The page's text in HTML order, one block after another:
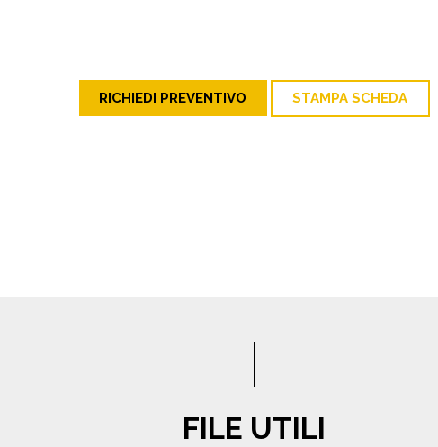
RICHIEDI PREVENTIVO STAMPA SCHEDA
FILE UTILI